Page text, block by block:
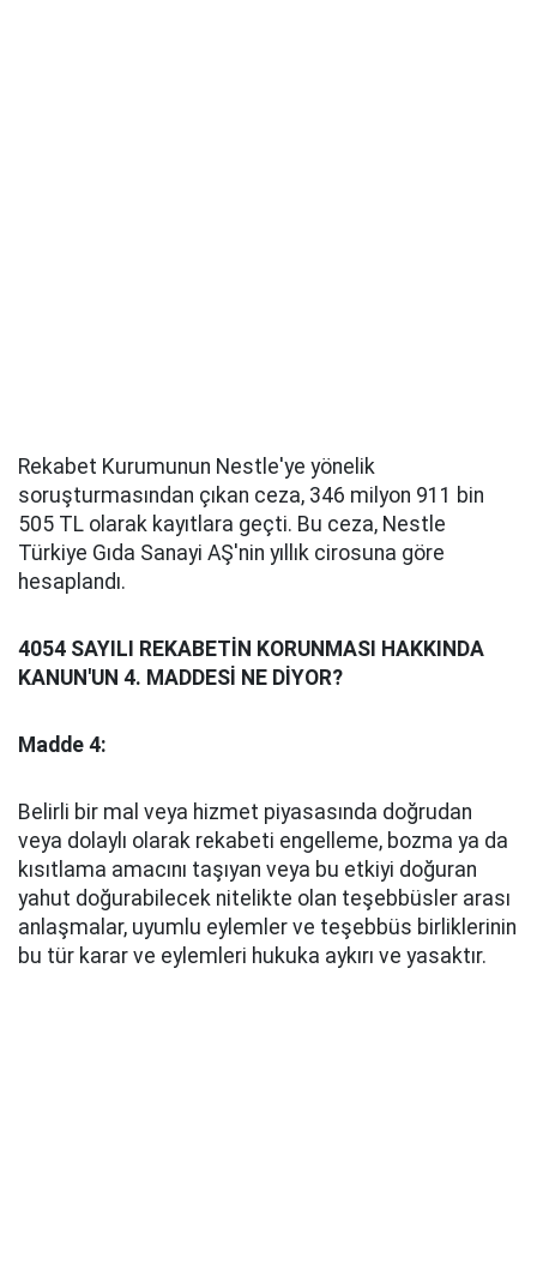
Rekabet Kurumunun Nestle'ye yönelik
soruşturmasından çıkan ceza, 346 milyon 911 bin
505 TL olarak kayıtlara geçti. Bu ceza, Nestle
Türkiye Gıda Sanayi AŞ'nin yıllık cirosuna göre
hesaplandı.
4054 SAYILI REKABETİN KORUNMASI HAKKINDA
KANUN'UN 4. MADDESİ NE DİYOR?
Madde 4:
Belirli bir mal veya hizmet piyasasında doğrudan
veya dolaylı olarak rekabeti engelleme, bozma ya da
kısıtlama amacını taşıyan veya bu etkiyi doğuran
yahut doğurabilecek nitelikte olan teşebbüsler arası
anlaşmalar, uyumlu eylemler ve teşebbüs birliklerinin
bu tür karar ve eylemleri hukuka aykırı ve yasaktır.